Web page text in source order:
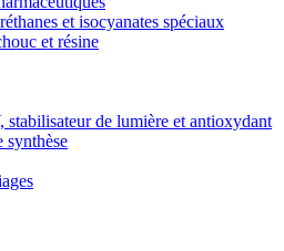
et isocyanates spéciaux
et résine
stabilisateur de lumière et antioxydant
synthèse